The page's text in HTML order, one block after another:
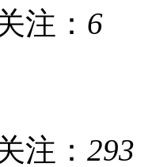
： 6
注： 293